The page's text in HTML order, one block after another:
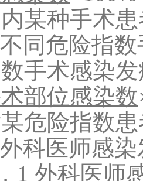
某种手术
同危险指
手术感染
部位感染数
危险指数
科医师感
1 外科医师